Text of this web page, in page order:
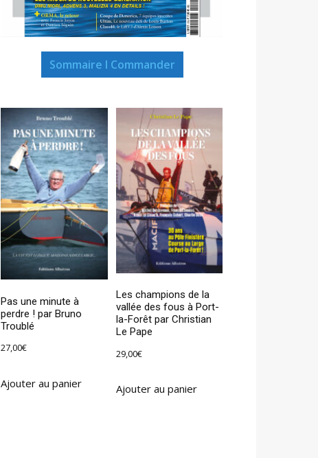
Sommaire I Commander
Pas une minute à
perdre ! par Bruno
Troublé
27,00€
Ajouter au panier
Les champions de la
vallée des fous à Port-
la-Forêt par Christian
Le Pape
29,00€
Ajouter au panier